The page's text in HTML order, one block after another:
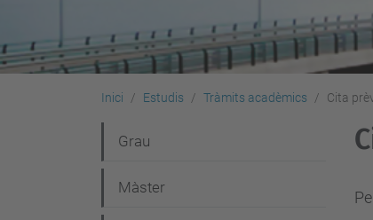
Inici Estudis Tràmits acadèmics Cita
a
v
Grau
Màster